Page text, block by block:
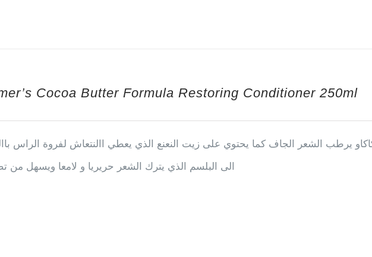
Cocoa Butter Formula Restoring Conditioner 250ml
يرطب الشعر الجاف كما يحتوي على زيت النعنع الذي يعطي االنتعاش لفروة الراس
الى البلسم الذي يترك الشعر حريريا و لامعا ويسهل من